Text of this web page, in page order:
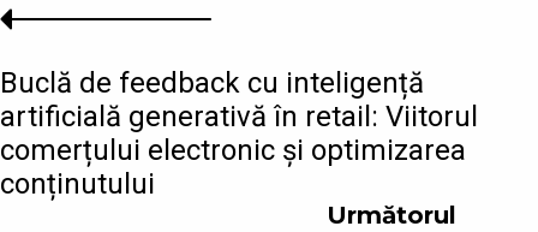
Următorul
Buclă de feedback cu inteligență
artificială generativă în retail: Viitorul
comerțului electronic și optimizarea
conținutului